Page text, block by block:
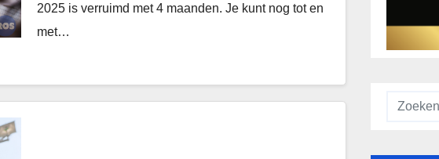
2025 is verruimd met 4 maanden. Je kunt nog tot en
met…